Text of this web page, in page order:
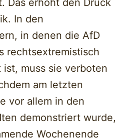
Das erhöht den Druck
In den
in denen die AfD
rechtsextremistisch
ist, muss sie verboten
am letzten
vor allem in den
demonstriert wurde,
Wochenende